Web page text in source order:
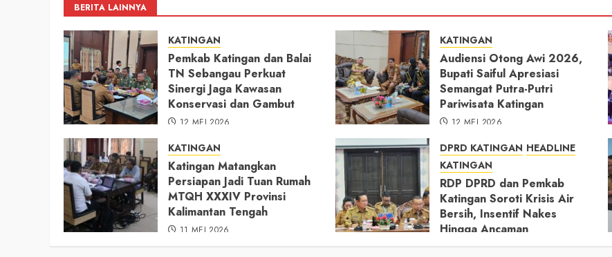
BERITA LAINNYA
KATINGAN
Pemkab Katingan dan Balai
TN Sebangau Perkuat
Sinergi Jaga Kawasan
Konservasi dan Gambut
12 MEI 2026
KATINGAN
Audiensi Otong Awi 2026,
Bupati Saiful Apresiasi
Semangat Putra-Putri
Pariwisata Katingan
12 MEI 2026
KATINGAN
Katingan Matangkan
Persiapan Jadi Tuan Rumah
MTQH XXXIV Provinsi
Kalimantan Tengah
11 MEI 2026
DPRD KATINGAN HEADLINE
KATINGAN
RDP DPRD dan Pemkab
Katingan Soroti Krisis Air
Bersih, Insentif Nakes
Hingga Ancaman
Pencemaran Sungai